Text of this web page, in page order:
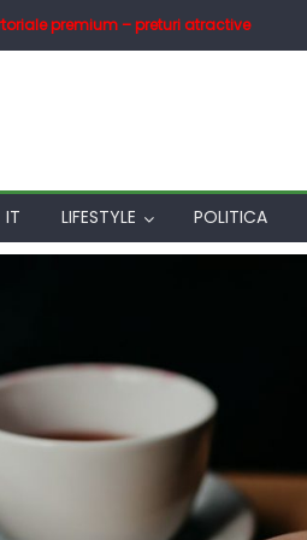
premium – preturi atractive
IT LIFESTYLE POLITICA